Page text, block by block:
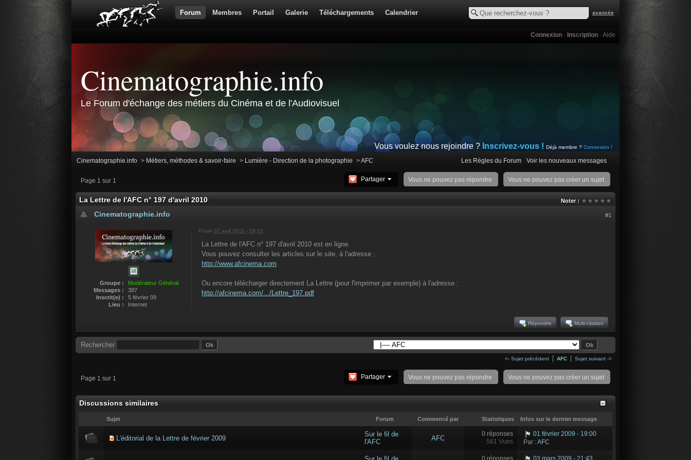
avancée
Forum Membres Portail Galerie Téléchargements Calendrier
Connexion · Inscription · Aide
Cinematographie.info
Le Forum d'échange des métiers du Cinéma et de l'Audiovisuel
Vous voulez nous rejoindre ? Inscrivez-vous ! Déjà membre ? Connexion !
Cinematographie.info > Métiers, méthodes & savoir-faire > Lumière - Direction de la photographie >AFC Les Règles du Forum Voir les nouveaux messages
Page 1 sur 1 Vous ne pouvez pas créer un sujet
Vous ne pouvez pas répondre
Partager
La Lettre de l'AFC n° 197 d'avril 2010 Noter :
#1
Cinematographie.info
Groupe :
Modérateur Général
Messages :
387
Inscrit(e) :
5 février 09
Lieu :
Internet
Posté 07 avril 2010 - 18:22
La Lettre de l'AFC n° 197 d'avril 2010 est en ligne.
Vous pouvez consulter les articles sur le site, à l'adresse :
http://www.afcinema.com
Ou encore télécharger directement La Lettre (pour l'imprimer par exemple) à l'adresse :
http://afcinema.com/.../Lettre_197.pdf
Multi-citation
Répondre
Rechercher
<- Sujet précédent AFC Sujet suivant ->
Page 1 sur 1 Vous ne pouvez pas créer un sujet
Vous ne pouvez pas répondre
Partager
Discussions similaires
Sujet Forum Commencé par Statistiques Infos sur le dernier message
L'éditorial de la Lettre de février 2009
Sur le fil de
l'AFC
AFC
0 réponses
561 Vues
01 février 2009 - 19:00
Par :AFC
0 réponses 03 mars 2009 - 21:43